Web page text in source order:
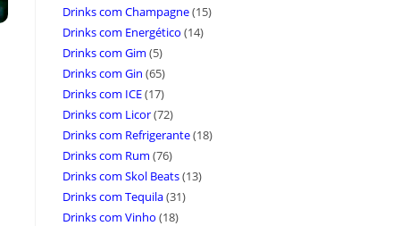
Drinks com Champagne(15)
Drinks com Energético (14)
Drinks com Gim (5)
Drinks com Gin (65)
Drinks com ICE(17)
Drinks com Licor(72)
Drinks com Refrigerante(18)
Drinks com Rum (76)
Drinks com Skol Beats(13)
Drinks com Tequila(31)
Drinks com Vinho (18)